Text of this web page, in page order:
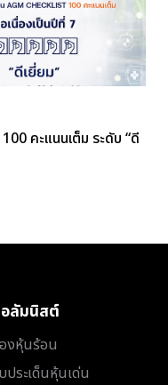
คะแนนเต็ม ระดับ “ดี
ลัมนิสต์
งหุ้นร้อน
ประเด็นหุ้นเด่น